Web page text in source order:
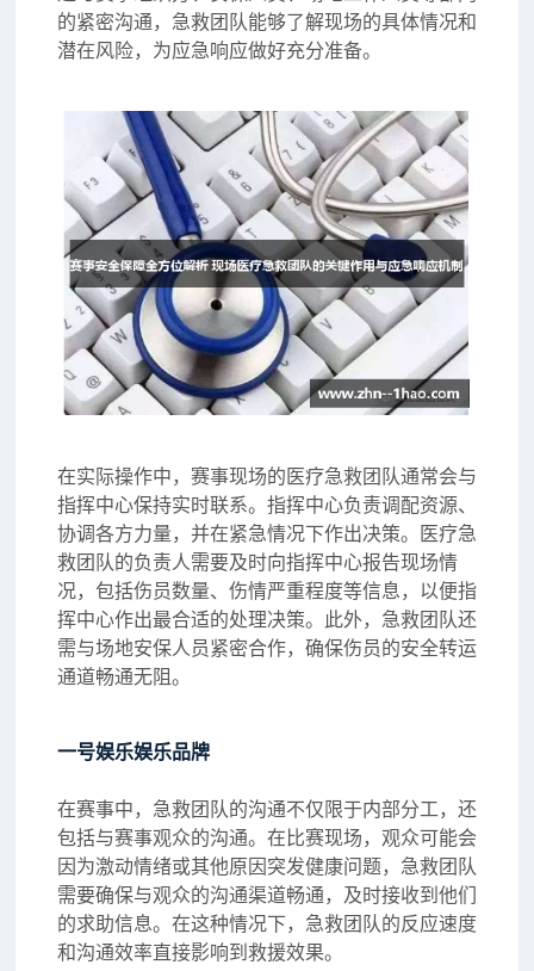
的紧密沟通，急救团队能够了解现场的具体情况和
潜在风险，为应急响应做好充分准备。
在实际操作中，赛事现场的医疗急救团队通常会与
指挥中心保持实时联系。指挥中心负责调配资源、
协调各方力量，并在紧急情况下作出决策。医疗急
救团队的负责人需要及时向指挥中心报告现场情
况，包括伤员数量、伤情严重程度等信息，以便指
挥中心作出最合适的处理决策。此外，急救团队还
需与场地安保人员紧密合作，确保伤员的安全转运
通道畅通无阻。
一号娱乐娱乐品牌
在赛事中，急救团队的沟通不仅限于内部分工，还
包括与赛事观众的沟通。在比赛现场，观众可能会
因为激动情绪或其他原因突发健康问题，急救团队
需要确保与观众的沟通渠道畅通，及时接收到他们
的求助信息。在这种情况下，急救团队的反应速度
和沟通效率直接影响到救援效果。